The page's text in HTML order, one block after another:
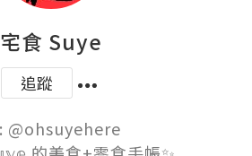
宅食 Suye
追蹤
@ohsuyehere